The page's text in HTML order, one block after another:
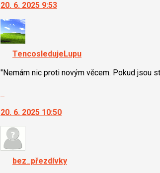
pro
následující
a
P
pro
nový
další
nový
názor.
K
navigaci
lze
použít
pro
následující
a
P
pro
20. 6. 2025 9:53
TencosledujeLupu
"Nemám nic proti novým věcem. Pokud jsou
další
nový
názor.
navigaci
lze
20. 6. 2025 10:50
bez_přezdívky